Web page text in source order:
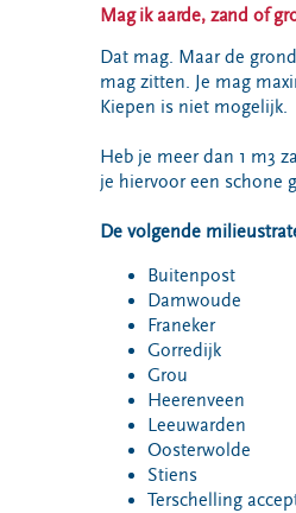
Milieupas
aanvragen
Kringloopspullen
Afval aanmelden
Bouwcontainer
Hier
we aan
Ecopark De
Wierde
Reststoffen
Energie
Projecten
Voor gemeentenVoor
Mag ik aarde, zand of
Dat mag. Maar de
mag zitten. Je mag
Kiepen is niet mogelijk.
Heb je meer dan 1 m3
je hiervoor een schone
De volgende
Buitenpost
Damwoude
Franeker
Gorredijk
Grou
Heerenveen
Leeuwarden
Oosterwolde
Stiens
Terschelling